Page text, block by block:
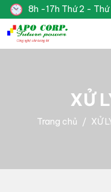
8h -17h Thứ 2 - Thứ
XỬ
Trang chủ XỬ